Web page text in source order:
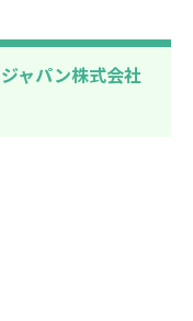
ャパン株式会社